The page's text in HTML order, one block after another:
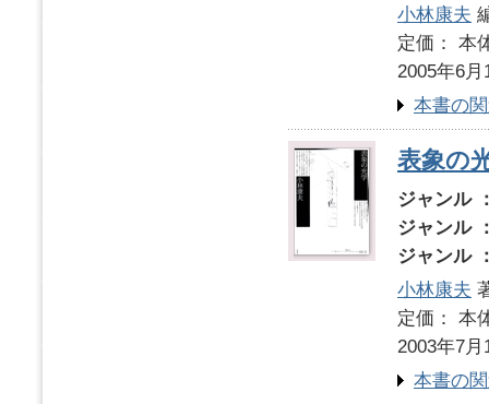
小林康夫
定価：
2005年6月
本書の
表象の
ジャンル
ジャンル
ジャンル
小林康夫
定価：
2003年7月
本書の